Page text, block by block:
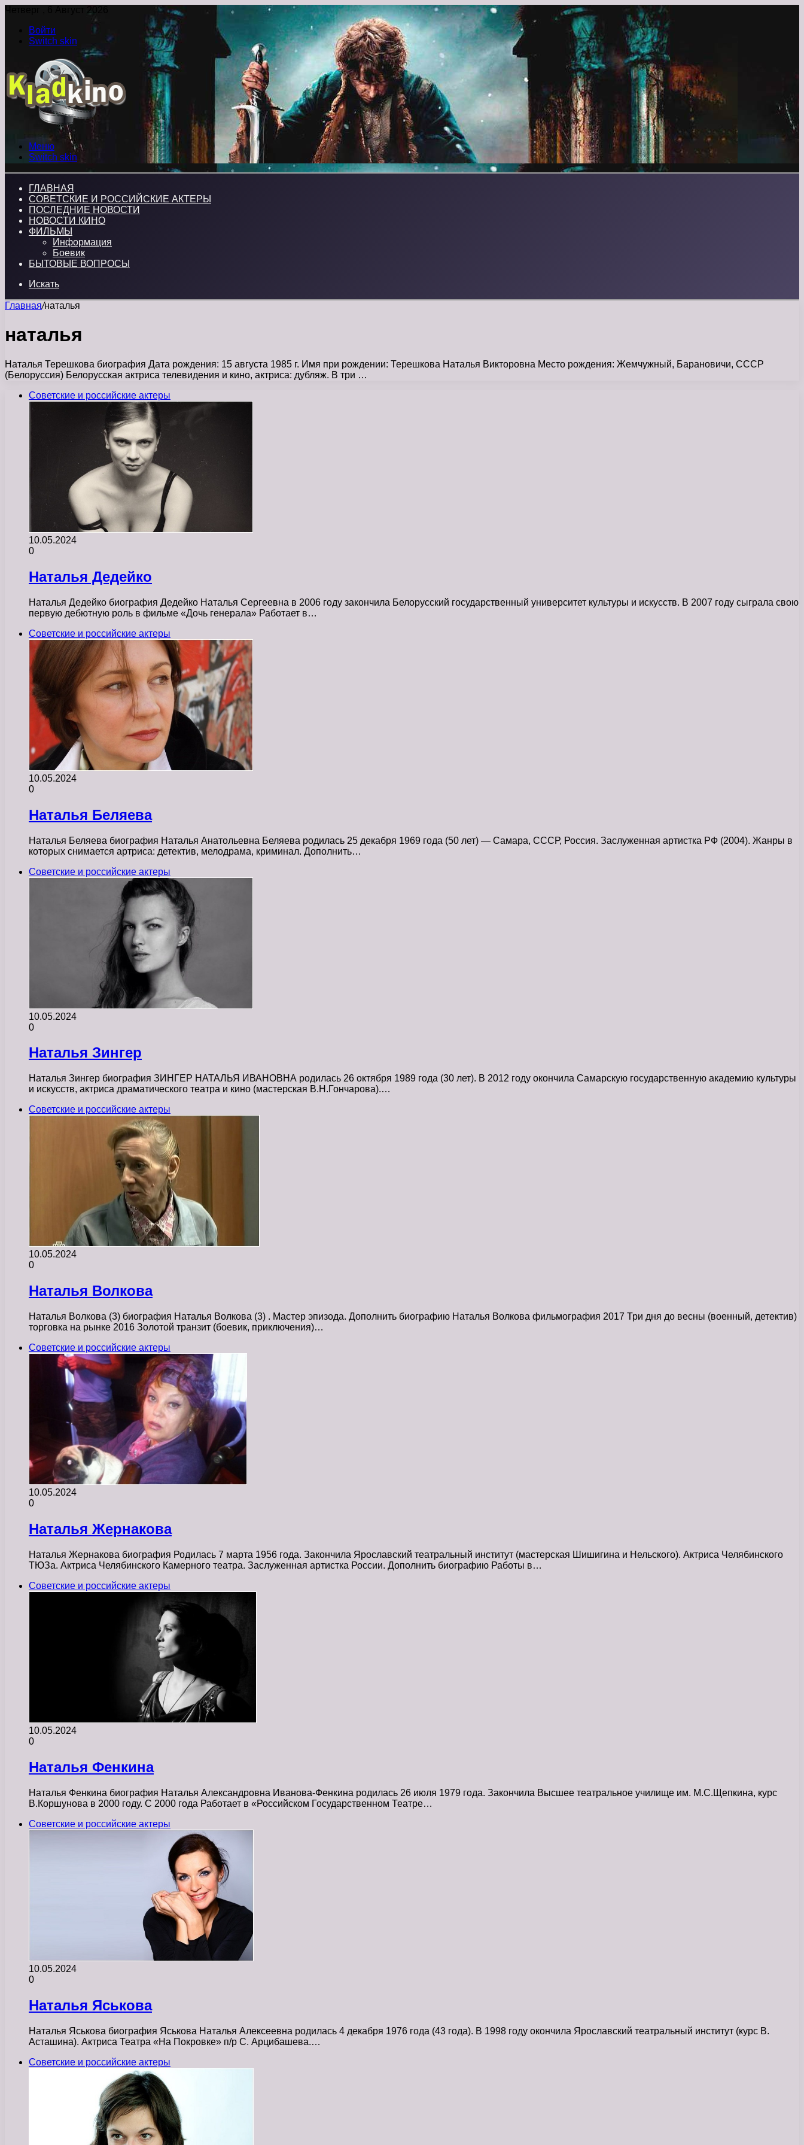
Четверг , 6 Август 2026
Войти
Switch skin
Меню
Switch skin
ГЛАВНАЯ
СОВЕТСКИЕ И РОССИЙСКИЕ АКТЕРЫ
ПОСЛЕДНИЕ НОВОСТИ
НОВОСТИ КИНО
ФИЛЬМЫ
Информация
Боевик
БЫТОВЫЕ ВОПРОСЫ
Искать
Главная/наталья
наталья
Наталья Терешкова биография Дата рождения: 15 августа 1985 г. Имя при рождении: Терешкова Наталья Викторовна Место рождения: Жемчужный, Барановичи, СССР
(Белоруссия) Белорусская актриса телевидения и кино, актриса: дубляж. В три …
Советские и российские актеры
10.05.2024
0
Наталья Дедейко
Наталья Дедейко биография Дедейко Наталья Сергеевна в 2006 году закончила Белорусский государственный университет культуры и искусств. В 2007 году сыграла свою
первую дебютную роль в фильме «Дочь генерала» Работает в…
Советские и российские актеры
10.05.2024
0
Наталья Беляева
Наталья Беляева биография Наталья Анатольевна Беляева родилась 25 декабря 1969 года (50 лет) — Самара, СССР, Россия. Заслуженная артистка РФ (2004). Жанры в
которых снимается артриса: детектив, мелодрама, криминал. Дополнить…
Советские и российские актеры
10.05.2024
0
Наталья Зингер
Наталья Зингер биография ЗИНГЕР НАТАЛЬЯ ИВАНОВНА родилась 26 октября 1989 года (30 лет). В 2012 году окончила Самарскую государственную академию культуры
и искусств, актриса драматического театра и кино (мастерская В.Н.Гончарова).…
Советские и российские актеры
10.05.2024
0
Наталья Волкова
Наталья Волкова (3) биография Наталья Волкова (3) . Мастер эпизода. Дополнить биографию Наталья Волкова фильмография 2017 Три дня до весны (военный, детектив)
торговка на рынке 2016 Золотой транзит (боевик, приключения)…
Советские и российские актеры
10.05.2024
0
Наталья Жернакова
Наталья Жернакова биография Родилась 7 марта 1956 года. Закончила Ярославский театральный институт (мастерская Шишигина и Нельского). Актриса Челябинского
ТЮЗа. Актриса Челябинского Камерного театра. Заслуженная артистка России. Дополнить биографию Работы в…
Советские и российские актеры
10.05.2024
0
Наталья Фенкина
Наталья Фенкина биография Наталья Александровна Иванова-Фенкина родилась 26 июля 1979 года. Закончила Высшее театральное училище им. М.С.Щепкина, курс
В.Коршунова в 2000 году. С 2000 года Работает в «Российском Государственном Театре…
Советские и российские актеры
10.05.2024
0
Наталья Яськова
Наталья Яськова биография Яськова Наталья Алексеевна родилась 4 декабря 1976 года (43 года). В 1998 году окончила Ярославский театральный институт (курс В.
Асташина). Актриса Театра «На Покровке» п/р С. Арцибашева.…
Советские и российские актеры